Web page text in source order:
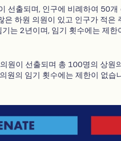
선출되며, 인구에 비례하여 50개
은 하원 의원이 있고 인구가 적은
는 2년이며, 임기 횟수에는 제한
원이 선출되며 총 100명의 상원
원의 임기 횟수에는 제한이 없습